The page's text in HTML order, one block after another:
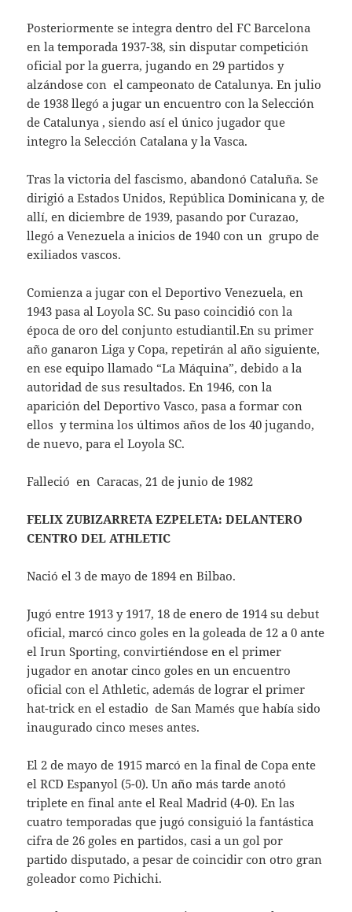
Posteriormente se integra dentro del FC Barcelona
en la temporada 1937-38, sin disputar competición
oficial por la guerra, jugando en 29 partidos y
alzándose con el campeonato de Catalunya. En julio
de 1938 llegó a jugar un encuentro con la Selección
de Catalunya , siendo así el único jugador que
integro la Selección Catalana y la Vasca.
Tras la victoria del fascismo, abandonó Cataluña. Se
dirigió a Estados Unidos, República Dominicana y, de
allí, en diciembre de 1939, pasando por Curazao,
llegó a Venezuela a inicios de 1940 con un grupo de
exiliados vascos.
Comienza a jugar con el Deportivo Venezuela, en
1943 pasa al Loyola SC. Su paso coincidió con la
época de oro del conjunto estudiantil.En su primer
año ganaron Liga y Copa, repetirán al año siguiente,
en ese equipo llamado “La Máquina”, debido a la
autoridad de sus resultados. En 1946, con la
aparición del Deportivo Vasco, pasa a formar con
ellos y termina los últimos años de los 40 jugando,
de nuevo, para el Loyola SC.
Falleció en Caracas, 21 de junio de 1982
FELIX ZUBIZARRETA EZPELETA: DELANTERO
CENTRO DEL ATHLETIC
Nació el 3 de mayo de 1894 en Bilbao.
Jugó entre 1913 y 1917, 18 de enero de 1914 su debut
oficial, marcó cinco goles en la goleada de 12 a 0 ante
el Irun Sporting, convirtiéndose en el primer
jugador en anotar cinco goles en un encuentro
oficial con el Athletic, además de lograr el primer
hat-trick en el estadio de San Mamés que había sido
inaugurado cinco meses antes.
El 2 de mayo de 1915 marcó en la final de Copa ente
el RCD Espanyol (5-0). Un año más tarde anotó
triplete en final ante el Real Madrid (4-0). En las
cuatro temporadas que jugó consiguió la fantástica
cifra de 26 goles en partidos, casi a un gol por
partido disputado, a pesar de coincidir con otro gran
goleador como Pichichi.